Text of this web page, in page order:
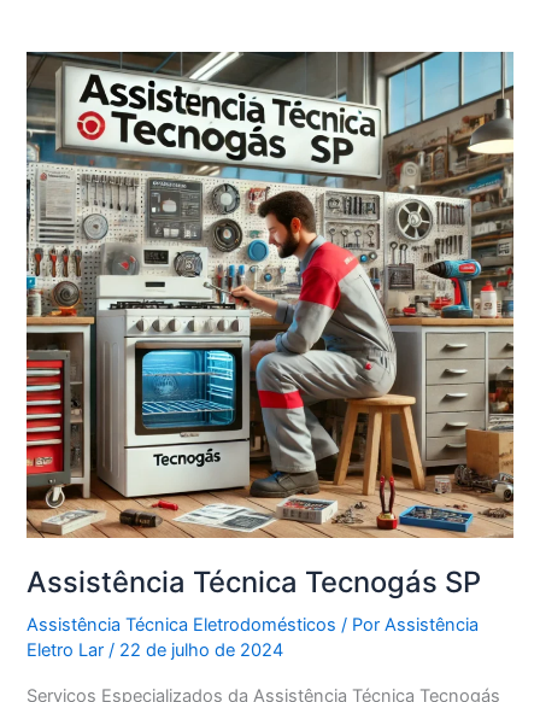
Assistência Técnica Tecnogás SP
Assistência Técnica Eletrodomésticos / PorAssistência
Eletro Lar/ 22 de julho de 2024
Serviços Especializados da Assistência Técnica Tecnogás